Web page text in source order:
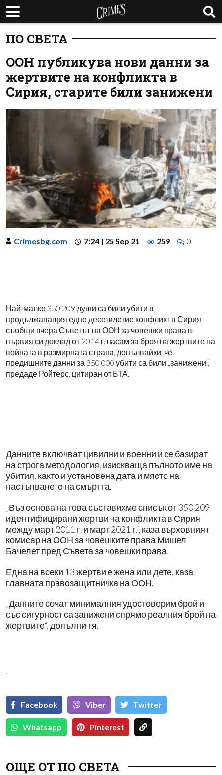
ПО СВЕТА
ООН публикува нови данни за
жертвите на конфликта в
Сирия, старите били занижени
Crimesbg.com 7:24 | 25 Sep 21 259 0
Най-малко 350 209 души са били убити в
продължаващия едно десетилетие конфликт в Сирия,
съобщи вчера Съветът на ООН за човешки права в
първия си доклад от 2014 г. насам за броя на жертвите на
войната в размирната страна, допълвайки, че
предишните данни за 350 000 убити са били „занижени“,
предаде Ройтерс, цитиран от БТА.
Данните включват цивилни и военни и се базират
на строга методология, изискваща пълното име на
убития, както и установена дата и място на
настъпването на смъртта.
„Въз основа на това съставихме списък от 350 209
идентифицирани жертви на конфликта в Сирия
между март 2011 г. и март 2021 г.“, каза върховният
комисар на ООН за човешките права Мишел
Бачелет пред Съвета за човешки права.
Една на всеки 13 жертви е жена или дете, каза
главната правозащитничка на ООН.
„Данните сочат минималния удостоверим брой и
със сигурност са занижени спрямо реалния брой на
жертвите“, допълни тя.
`
Facebook Viber Тwitter
Whatsapp Pinterest
ОЩЕ ОТ ПО СВЕТА